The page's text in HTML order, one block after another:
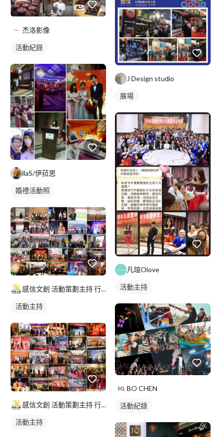
杰洛影像
活動紀錄
ilaS/伊菈思
婚禮活動照
感信文創 活動策劃主持 行銷規劃 課程講座 美編文宣
活動主持
感信文創 活動策劃主持 行銷規劃 課程講座 美編文宣
活動主持
J Design studio
展場
凡瑄Olove
活動主持
BO CHEN
活動紀錄